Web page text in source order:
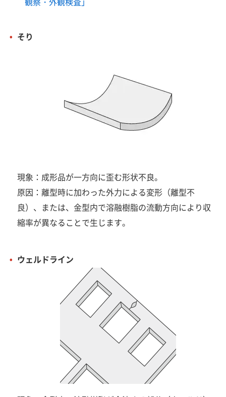
そり
現象：成形品が一方向に歪む形状不良。
原因：離型時に加わった外力による変形（離型不
良）、または、金型内で溶融樹脂の流動方向により収
縮率が異なることで生じます。
ウェルドライン